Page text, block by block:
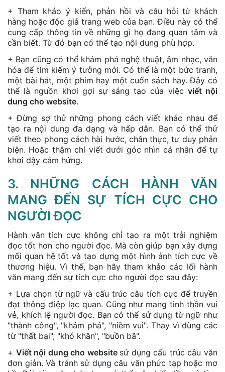
+ Tham khảo ý kiến, phản hồi và câu hỏi từ khách
hàng hoặc độc giả trang web của bạn. Điều này có thể
cung cấp thông tin về những gì họ đang quan tâm và
cần biết. Từ đó bạn có thể tạo nội dung phù hợp.
+ Bạn cũng có thể khám phá nghệ thuật, âm nhạc, văn
hóa để tìm kiếm ý tưởng mới. Có thể là một bức tranh,
một bài hát, một phim hay một cuốn sách hay. Đây có
thể là nguồn khơi gợi sự sáng tạo của việc viết nội
dung cho website.
+ Đừng sợ thử những phong cách viết khác nhau để
tạo ra nội dung đa dạng và hấp dẫn. Bạn có thể thử
viết theo phong cách hài hước, chân thực, tư duy phản
biện. Hoặc thậm chí viết dưới góc nhìn cá nhân để tự
khơi dậy cảm hứng.
3. NHỮNG CÁCH HÀNH VĂN
MANG ĐẾN SỰ TÍCH CỰC CHO
NGƯỜI ĐỌC
Hành văn tích cực không chỉ tạo ra một trải nghiệm
đọc tốt hơn cho người đọc. Mà còn giúp bạn xây dựng
mối quan hệ tốt và tạo dựng một hình ảnh tích cực về
thương hiệu. Vì thế, bạn hãy tham khảo các lối hành
văn mang đến sự tích cực cho người đọc sau đây:
+ Lựa chọn từ ngữ và cấu trúc câu tích cực để truyền
đạt thông điệp lạc quan. Cũng như mang tinh thần vui
vẻ, khích lệ người đọc. Bạn có thể sử dụng từ ngữ như
"thành công", "khám phá", "niềm vui". Thay vì dùng các
từ "thất bại", "khó khăn", "buồn bã".
+ Viết nội dung cho website sử dụng cấu trúc câu văn
đơn giản. Và tránh sử dụng câu văn phức tạp hoặc mơ